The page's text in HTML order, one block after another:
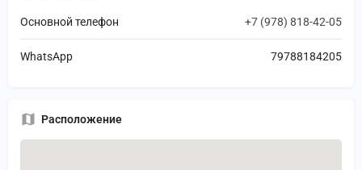
Основной телефон +7 (978) 818-42-05
WhatsApp 79788184205
Расположение